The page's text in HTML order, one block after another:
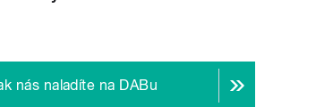
nás naladíte na DABu